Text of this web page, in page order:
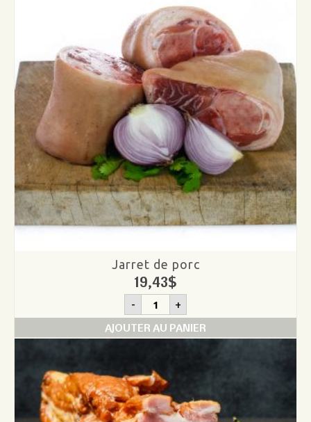
Jarret de porc
19,43$
- quantité
de
Jarret
de
+
AJOUTER AU PANIER